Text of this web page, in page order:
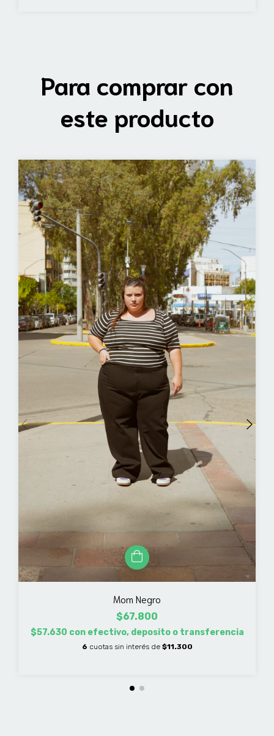
Para comprar con
este producto
Mom Negro
$67.800
$57.630 con efectivo, deposito o transferencia
6 cuotas sin interés de $11.300